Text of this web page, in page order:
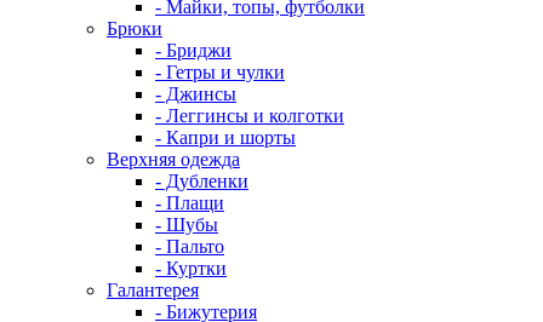
- Майки, топы, футболки
Брюки
- Бриджи
- Гетры и чулки
- Джинсы
- Леггинсы и колготки
- Капри и шорты
Верхняя одежда
- Дубленки
- Плащи
- Шубы
- Пальто
- Куртки
Галантерея
- Бижутерия